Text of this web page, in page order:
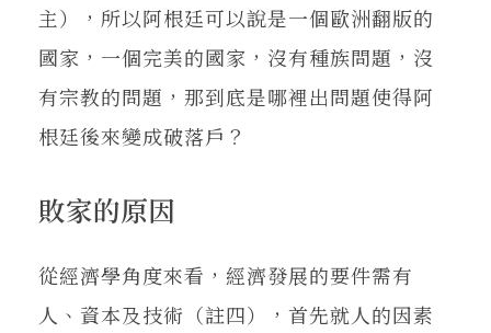
主），所以阿根廷可以說是一個歐洲翻版的
國家，一個完美的國家，沒有種族問題，沒
有宗教的問題，那到底是哪裡出問題使得阿
根廷後來變成破落戶？
敗家的原因
從經濟學角度來看，經濟發展的要件需有
人、資本及技術（註四），首先就人的因素